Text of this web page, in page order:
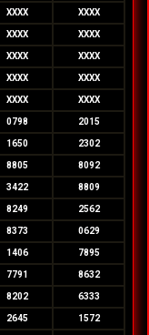
XXXX XXXX
XXXX XXXX
XXXX XXXX
XXXX XXXX
XXXX XXXX
0798 2015
1650 2302
8805 8092
3422 8809
8249 2562
8373 0629
1406 7895
7791 8632
8202 6333
2645 1572